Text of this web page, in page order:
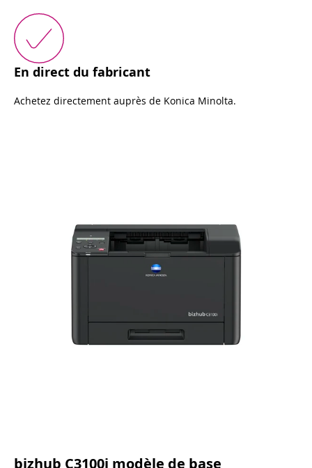
En direct du fabricant
Achetez directement auprès de Konica Minolta.
bizhub C3100i modèle de base